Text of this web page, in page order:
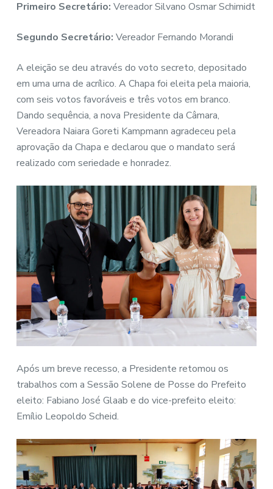
Primeiro Secretário: Vereador Silvano Osmar Schimidt
Segundo Secretário: Vereador Fernando Morandi
A eleição se deu através do voto secreto, depositado
em uma urna de acrílico. A Chapa foi eleita pela maioria,
com seis votos favoráveis e três votos em branco.
Dando sequência, a nova Presidente da Câmara,
Vereadora Naiara Goreti Kampmann agradeceu pela
aprovação da Chapa e declarou que o mandato será
realizado com seriedade e honradez.
Após um breve recesso, a Presidente retomou os
trabalhos com a Sessão Solene de Posse do Prefeito
eleito: Fabiano José Glaab e do vice-prefeito eleito:
Emílio Leopoldo Scheid.